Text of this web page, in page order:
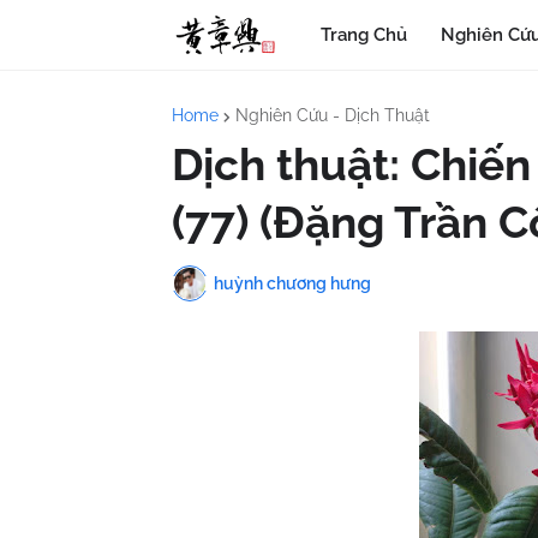
Trang Chủ Nghiên
Home Nghiên Cứu - Dịch Thuật
Dịch thuật:
(77) (Đặng Trần
huỳnh chương hưng